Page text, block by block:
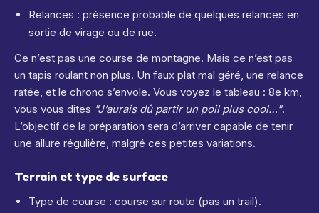
Relances : présence probable de quelques relances en
sortie de virage ou de rue.
Ce n’est pas une course de montagne. Mais ce n’est pas
un tapis roulant non plus. Un faux plat mal géré, une relance
ratée, et le chrono s’envole. Vous voyez le tableau : 8e km,
vous vous dites "J’aurais dû partir un poil plus cool…".
L’objectif de la préparation sera d’arriver capable de tenir
une allure régulière, malgré ces petites variations.
Terrain et type de surface
Type de course : course sur route (pas un trail).